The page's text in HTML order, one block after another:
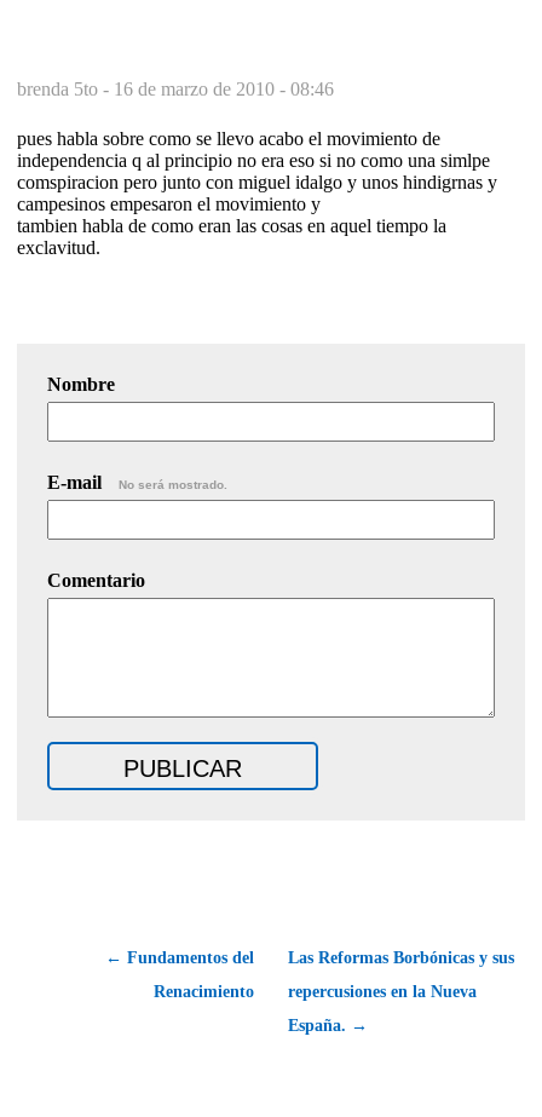
brenda 5to - 16 de marzo de 2010 - 08:46
pues habla sobre como se llevo acabo el movimiento de
independencia q al principio no era eso si no como una simlpe
comspiracion pero junto con miguel idalgo y unos hindigrnas y
campesinos empesaron el movimiento y
tambien habla de como eran las cosas en aquel tiempo la
exclavitud.
Nombre
E-mail No será mostrado.
Comentario
← Fundamentos del
Renacimiento
Las Reformas Borbónicas y sus
repercusiones en la Nueva
España. →